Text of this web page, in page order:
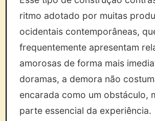
ritmo adotado por muitas
ocidentais contemporâneas,
frequentemente apresentam
amorosas de forma mais
doramas, a demora não
encarada como um obstáculo,
parte essencial da experiência.